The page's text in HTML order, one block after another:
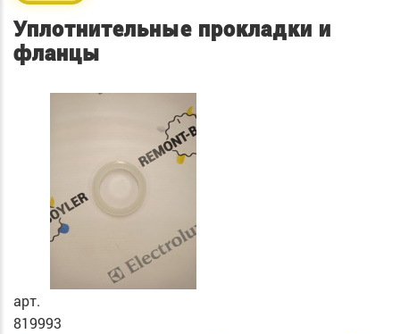
Уплотнительные прокладки и
фланцы
арт.
819993